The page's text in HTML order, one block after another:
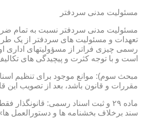
مسئولیت مدنی سردفتر
مسئولیت مدنی سردفتر نسبت به تمام
تعهدات و مسئولیت های سردفتر از یک
رسمی چیزی فراتر از مسؤولیتهای
است و با توجه کثرت و پیچیدگی های
مقررات و قانون باشد، بعد از تصویب
سند برخلاف بخشنامه ها و دستورالعمل